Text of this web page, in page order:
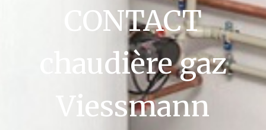
CONTACT
chaudière gaz
Viessmann